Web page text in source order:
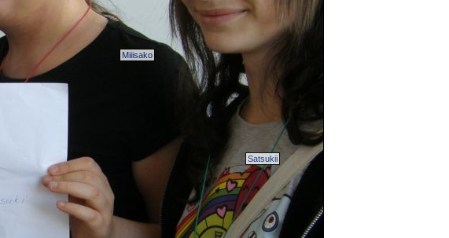
Miiisako
Satsukii